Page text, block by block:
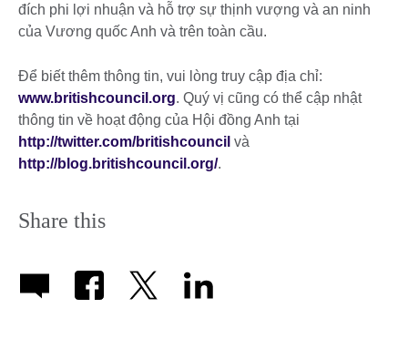
đích phi lợi nhuận và hỗ trợ sự thịnh vượng và an ninh
của Vương quốc Anh và trên toàn cầu.
Để biết thêm thông tin, vui lòng truy cập địa chỉ:
www.britishcouncil.org. Quý vị cũng có thể cập nhật
thông tin về hoạt động của Hội đồng Anh tại
http://twitter.com/britishcouncil và
http://blog.britishcouncil.org/.
Share this